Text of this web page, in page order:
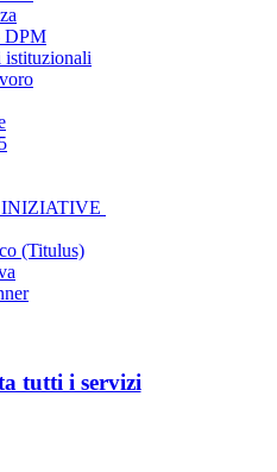
DPM
istituzionali
INIZIATIVE
(Titulus)
tutti i servizi